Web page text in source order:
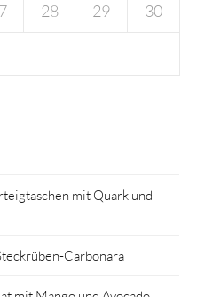
28 29 30
mit Quark und
Carbonara